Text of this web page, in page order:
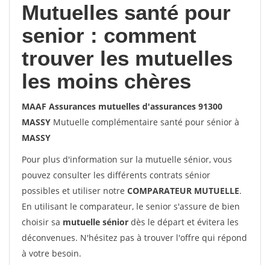
Mutuelles santé pour
senior : comment
trouver les mutuelles
les moins chères
MAAF Assurances mutuelles d'assurances 91300
MASSY Mutuelle complémentaire santé pour sénior à
MASSY
Pour plus d'information sur la mutuelle sénior, vous
pouvez consulter les différents contrats sénior
possibles et utiliser notre COMPARATEUR MUTUELLE.
En utilisant le comparateur, le senior s'assure de bien
choisir sa mutuelle sénior dès le départ et évitera les
déconvenues. N'hésitez pas à trouver l'offre qui répond
à votre besoin.